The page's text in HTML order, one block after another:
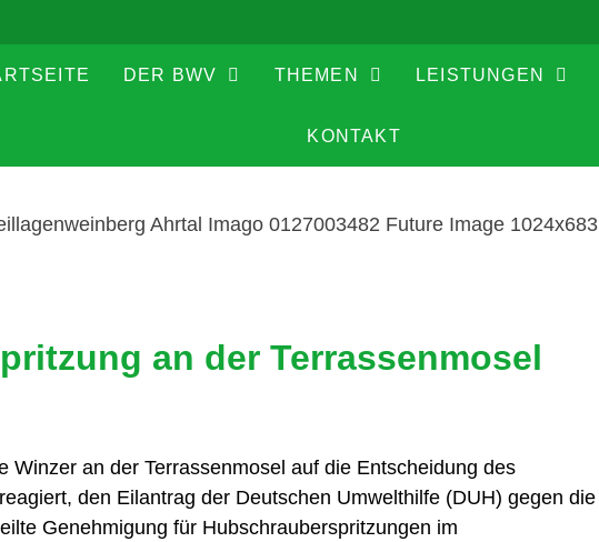
DER BWV THEMEN LEISTUNGEN
KONTAKT
an der Terrassenmosel
Winzer an der Terrassenmosel auf die Entscheidung des
den Eilantrag der Deutschen Umwelthilfe (DUH) gegen die
Genehmigung für Hubschrauberspritzungen im